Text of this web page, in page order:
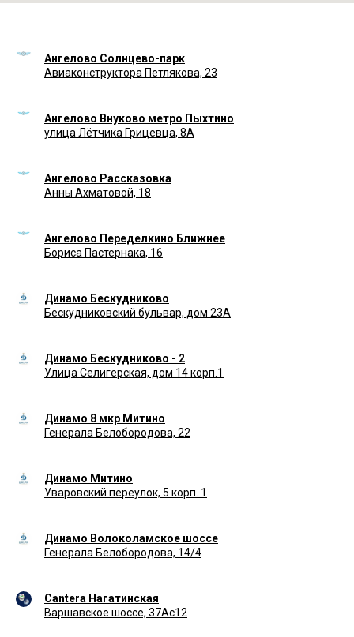
Ангелово Солнцево-парк
Авиаконструктора Петлякова, 23
Ангелово Внуково метро Пыхтино
улица Лётчика Грицевца, 8А
Ангелово Рассказовка
Анны Ахматовой, 18
Ангелово Переделкино Ближнее
Бориса Пастернака, 16
Динамо Бескудниково
Бескудниковский бульвар, дом 23А
Динамо Бескудниково - 2
Улица Селигерская, дом 14 корп.1
Динамо 8 мкр Митино
Генерала Белобородова, 22
Динамо Митино
Уваровский переулок, 5 корп. 1
Динамо Волоколамское шоссе
Генерала Белобородова, 14/4
Cantera Нагатинская
Варшавское шоссе, 37Ас12